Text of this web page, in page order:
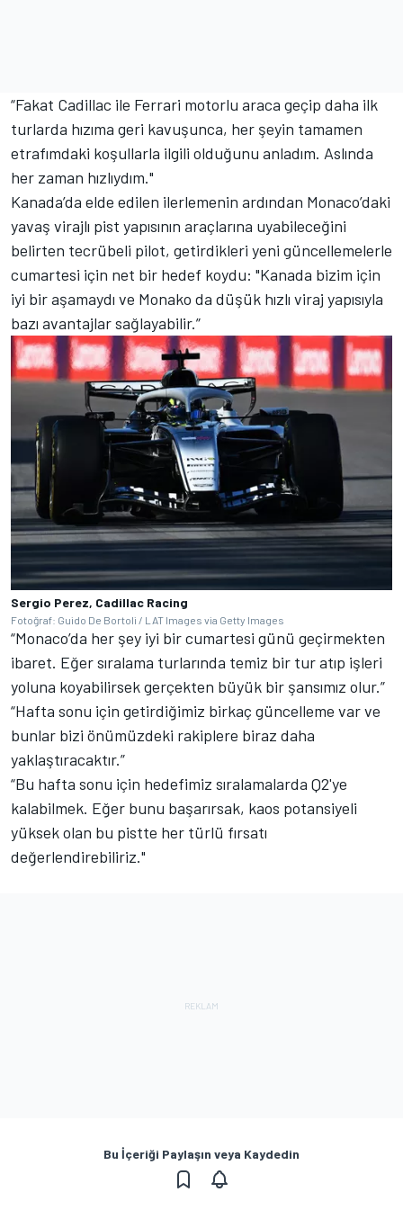
“Fakat Cadillac ile Ferrari motorlu araca geçip daha ilk
turlarda hızıma geri kavuşunca, her şeyin tamamen
etrafımdaki koşullarla ilgili olduğunu anladım. Aslında
her zaman hızlıydım."
Kanada’da elde edilen ilerlemenin ardından Monaco’daki
yavaş virajlı pist yapısının araçlarına uyabileceğini
belirten tecrübeli pilot, getirdikleri yeni güncellemelerle
cumartesi için net bir hedef koydu: "Kanada bizim için
iyi bir aşamaydı ve Monako da düşük hızlı viraj yapısıyla
bazı avantajlar sağlayabilir.”
Sergio Perez, Cadillac Racing
Fotoğraf: Guido De Bortoli / LAT Images via Getty Images
“Monaco’da her şey iyi bir cumartesi günü geçirmekten
ibaret. Eğer sıralama turlarında temiz bir tur atıp işleri
yoluna koyabilirsek gerçekten büyük bir şansımız olur.”
“Hafta sonu için getirdiğimiz birkaç güncelleme var ve
bunlar bizi önümüzdeki rakiplere biraz daha
yaklaştıracaktır.”
“Bu hafta sonu için hedefimiz sıralamalarda Q2'ye
kalabilmek. Eğer bunu başarırsak, kaos potansiyeli
yüksek olan bu pistte her türlü fırsatı
değerlendirebiliriz."
Bu İçeriği Paylaşın veya Kaydedin